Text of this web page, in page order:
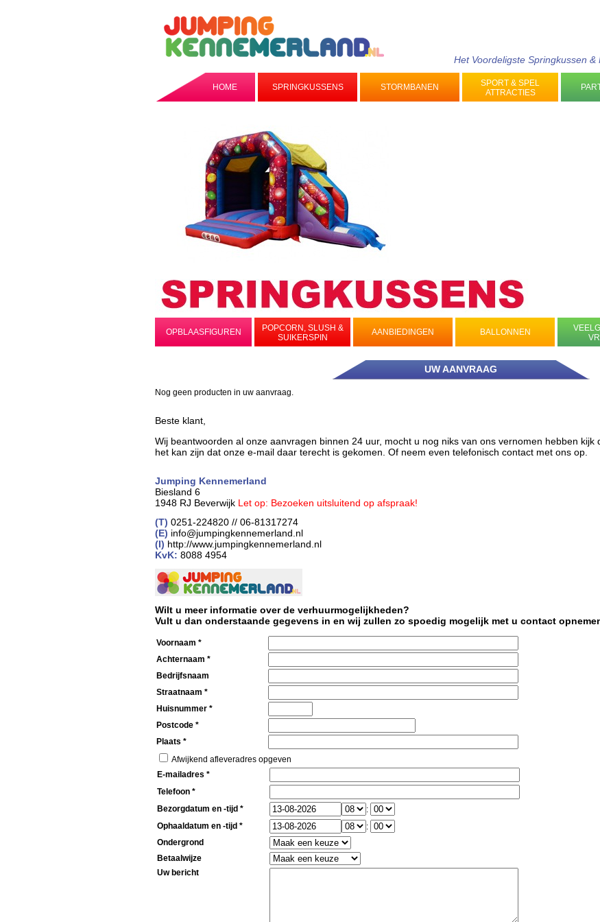
Het Voordeligste Springkussen
HOME SPRINGKUSSENS STORMBANEN
SPORT & SPEL
ATTRACTIES
OPBLAASFIGUREN
POPCORN, SLUSH &
SUIKERSPIN
AANBIEDINGEN BALLONNEN
UW AANVRAAG
Nog geen producten in uw aanvraag.
Beste klant,
Wij beantwoorden al onze aanvragen binnen 24 uur, mocht u nog niks van ons vernomen hebben kijk
het kan zijn dat onze e-mail daar terecht is gekomen. Of neem even telefonisch contact met ons op.
Jumping Kennemerland
Biesland 6
1948 RJ Beverwijk Let op: Bezoeken uitsluitend op afspraak!
(T) 0251-224820 // 06-81317274
(E) info@jumpingkennemerland.nl
(I) http://www.jumpingkennemerland.nl
KvK: 8088 4954
Wilt u meer informatie over de verhuurmogelijkheden?
Vult u dan onderstaande gegevens in en wij zullen zo spoedig mogelijk met u contact
Voornaam *
Achternaam *
Bedrijfsnaam
Straatnaam *
Huisnummer *
Postcode *
Plaats *
Afwijkend afleveradres opgeven
E-mailadres *
Telefoon *
Bezorgdatum en -tijd *
:
Ophaaldatum en -tijd *
:
Ondergrond
Betaalwijze
Uw bericht